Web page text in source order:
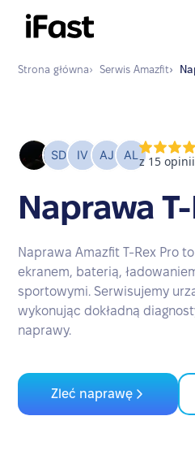
Strona główna› Serwis Amazfit›
Naprawa
Naprawa Amazfit T-Rex Pro
ekranem, baterią,
sportowymi. Serwisujemy
wykonując dokładną
naprawy.
Zleć naprawę